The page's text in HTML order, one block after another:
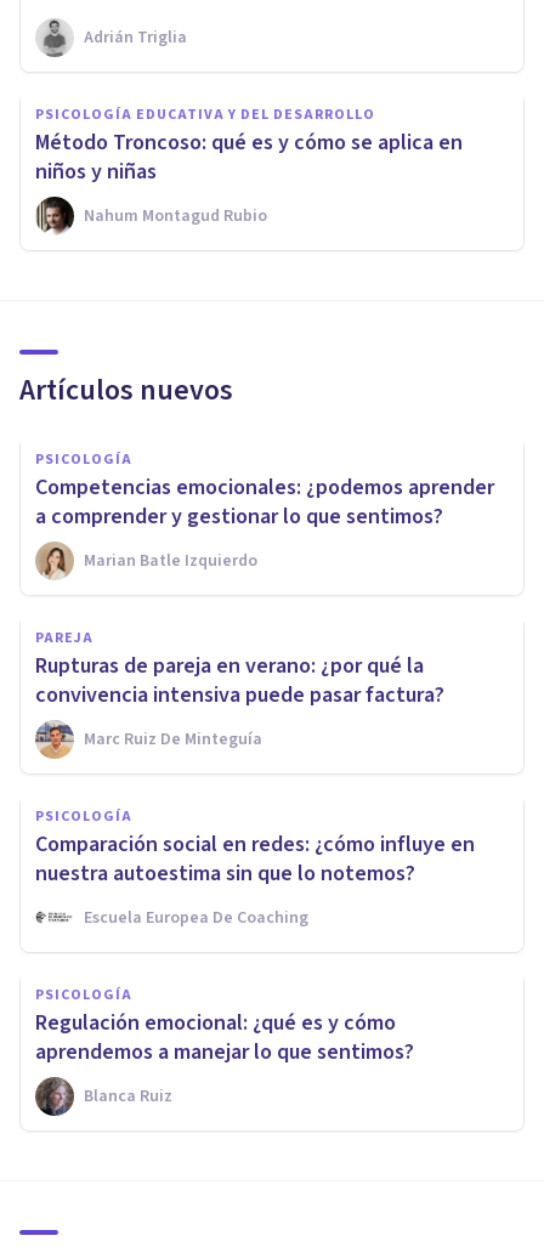
Adrián Triglia
PSICOLOGÍA EDUCATIVA Y DEL DESARROLLO
Método Troncoso: qué es y cómo se aplica en
niños y niñas
Nahum Montagud Rubio
Artículos nuevos
PSICOLOGÍA
Competencias emocionales: ¿podemos aprender
a comprender y gestionar lo que sentimos?
Marian Batle Izquierdo
PAREJA
Rupturas de pareja en verano: ¿por qué la
convivencia intensiva puede pasar factura?
Marc Ruiz De Minteguía
PSICOLOGÍA
Comparación social en redes: ¿cómo influye en
nuestra autoestima sin que lo notemos?
Escuela Europea De Coaching
PSICOLOGÍA
Regulación emocional: ¿qué es y cómo
aprendemos a manejar lo que sentimos?
Blanca Ruiz